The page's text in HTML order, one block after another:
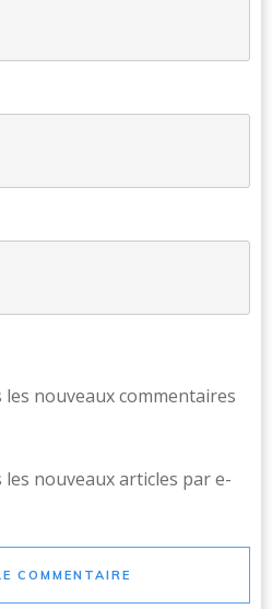
nouveaux commentaires
nouveaux articles par e-
COMMENTAIRE